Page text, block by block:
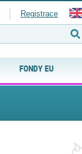
FONDY EU
Registrace